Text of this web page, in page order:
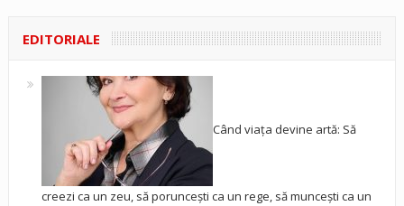
EDITORIALE
Când viața devine artă: Să
creezi ca un zeu, să poruncești ca un rege, să muncești ca un